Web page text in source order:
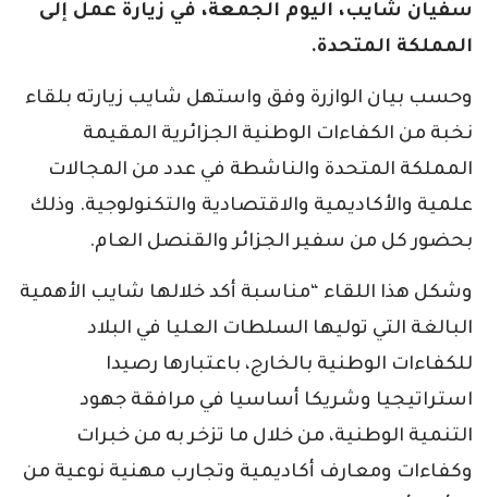
سفيان شايب، اليوم الجمعة، في زيارة عمل إلى
المملكة المتحدة.
وحسب بيان الوازرة وفق واستهل شايب زيارته بلقاء
نخبة من الكفاءات الوطنية الجزائرية المقيمة
المملكة المتحدة والناشطة في عدد من المجالات
علمية والأكاديمية والاقتصادية والتكنولوجية. وذلك
بحضور كل من سفير الجزائر والقنصل العام.
وشكل هذا اللقاء “مناسبة أكد خلالها شايب الأهمية
البالغة التي توليها السلطات العليا في البلاد
للكفاءات الوطنية بالخارج، باعتبارها رصيدا
استراتيجيا وشريكا أساسيا في مرافقة جهود
التنمية الوطنية، من خلال ما تزخر به من خبرات
وكفاءات ومعارف أكاديمية وتجارب مهنية نوعية من